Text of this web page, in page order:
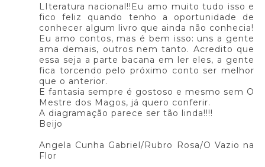
LIteratura nacional!!Eu amo muito tudo isso e
fico feliz quando tenho a oportunidade de
conhecer algum livro que ainda não conhecia!
Eu amo contos, mas é bem isso: uns a gente
ama demais, outros nem tanto. Acredito que
essa seja a parte bacana em ler eles, a gente
fica torcendo pelo próximo conto ser melhor
que o anterior.
E fantasia sempre é gostoso e mesmo sem O
Mestre dos Magos, já quero conferir.
A diagramação parece ser tão linda!!!!
Beijo
Angela Cunha Gabriel/Rubro Rosa/O Vazio na
Flor